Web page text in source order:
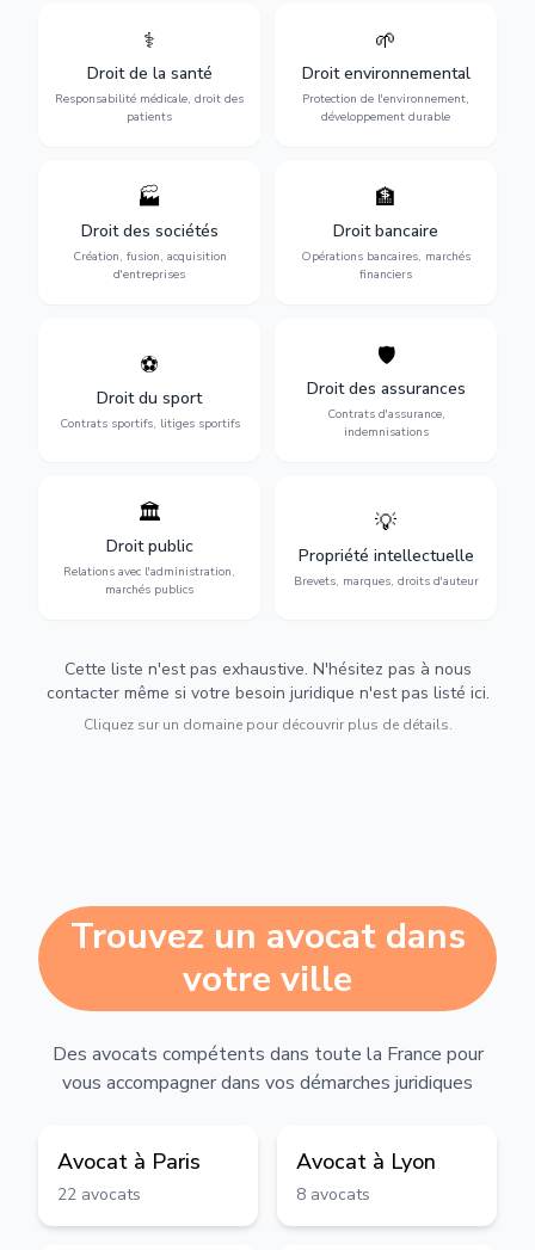
⚕️
Droit de la santé
Responsabilité médicale, droit des
patients
Défense de vos droits
médicales, responsabilité
des praticiens et
indemnisation.
🌱
Droit environnemental
Protection de l'environnement,
développement durable
Protection de
conformité
environnementale, litiges et
développement durable.
🏭
Droit des sociétés
Création, fusion, acquisition
d'entreprises
Structuration de votre
société : création, fusion-
acquisition, gouvernance et
restructuration.
🏦
Droit bancaire
Opérations bancaires, marchés
financiers
Gestion de vos opérations
financières : contentieux
bancaire, investissements et
régulation.
⚽
Droit du sport
Contrats sportifs, litiges sportifs
Expertise en droit sportif :
transferts, sponsoring et
contentieux.
🛡️
Droit des assurances
Contrats d'assurance,
indemnisations
Défense de vos intérêts :
contrats d'assurance,
sinistres et indemnisations
optimales.
🏛️
Droit public
Relations avec l'administration,
marchés publics
Gestion de vos relations
avec l'administration :
marchés publics,
urbanisme et contentieux.
💡
Propriété intellectuelle
Brevets, marques, droits d'auteur
Protection de vos créations
d'auteur et lutte contre la
contrefaçon.
Cette liste n'est pas exhaustive. N'hésitez pas à nous
contacter même si votre besoin juridique n'est pas listé ici.
Cliquez sur un domaine pour découvrir plus de détails.
Trouvez un avocat dans
votre ville
Des avocats compétents dans toute la France pour
vous accompagner dans vos démarches juridiques
Avocat à Paris
22 avocats
Avocat à Lyon
8 avocats